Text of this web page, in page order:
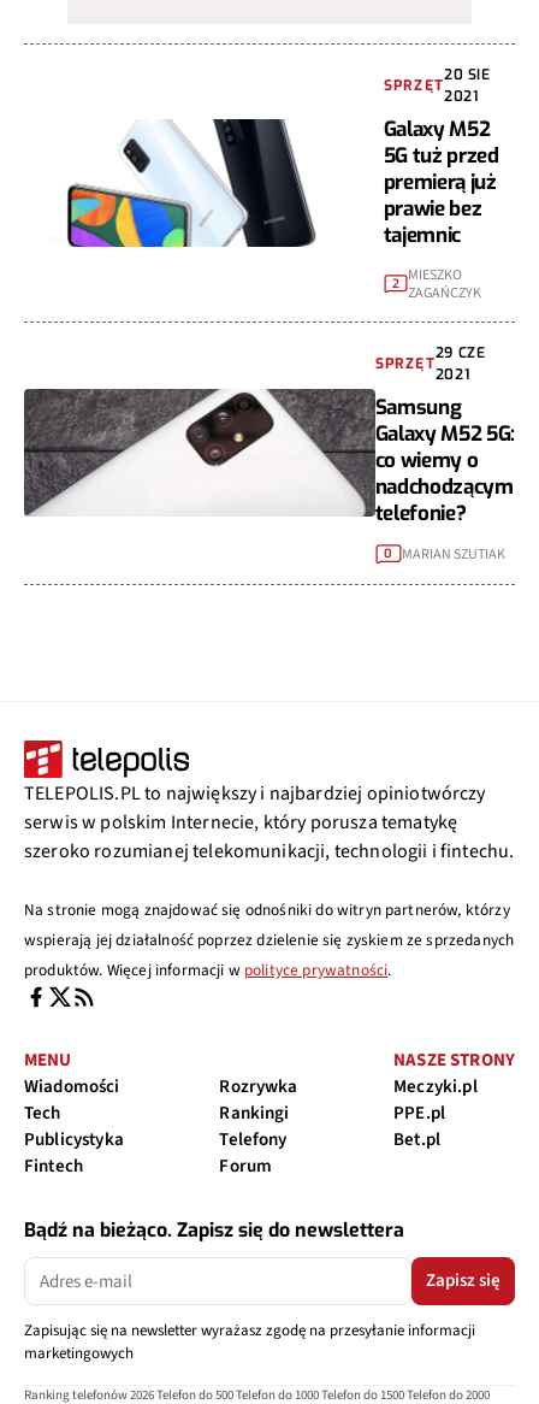
SPRZĘT
20 SIE
2021
Galaxy M52
5G tuż przed
premierą już
prawie bez
tajemnic
2 MIESZKO
ZAGAŃCZYK
SPRZĘT
29 CZE
2021
Samsung
Galaxy M52 5G:
co wiemy o
nadchodzącym
telefonie?
0 MARIAN SZUTIAK
TELEPOLIS.PL to największy i najbardziej opiniotwórczy
serwis w polskim Internecie, który porusza tematykę
szeroko rozumianej telekomunikacji, technologii i fintechu.
Na stronie mogą znajdować się odnośniki do witryn partnerów, którzy
wspierają jej działalność poprzez dzielenie się zyskiem ze sprzedanych
produktów. Więcej informacji w polityce prywatności.
MENU
Wiadomości
Tech
Publicystyka
Fintech
Rozrywka
Rankingi
Telefony
Forum
NASZE STRONY
Meczyki.pl
PPE.pl
Bet.pl
Bądź na bieżąco. Zapisz się do newslettera
Zapisz się
Zapisując się na newsletter wyrażasz zgodę na przesyłanie informacji
marketingowych
Ranking telefonów 2026Telefon do 500Telefon do 1000Telefon do 1500Telefon do 2000